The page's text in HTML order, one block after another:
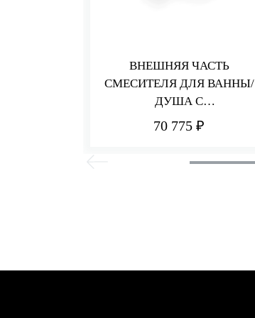
ВНЕШНЯЯ ЧАСТЬ
СМЕСИТЕЛЯ ДЛЯ ВАННЫ/
ДУША С
ПЕРЕКЛЮЧАТЕЛЕМ HEDO
70 775 ₽